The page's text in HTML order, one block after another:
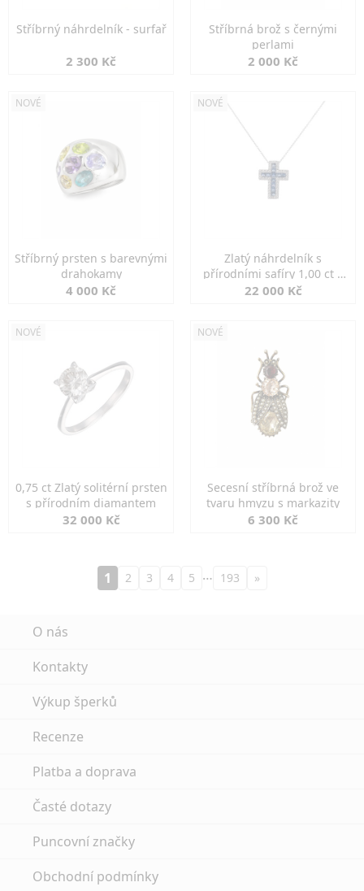
Stříbrný náhrdelník - surfař
2 300 Kč
Stříbrná brož s černými
perlami
2 000 Kč
NOVÉ
Stříbrný prsten s barevnými
drahokamy
4 000 Kč
NOVÉ
Zlatý náhrdelník s
přírodními safíry 1,00 ct a
diamanty
22 000 Kč
NOVÉ
0,75 ct Zlatý solitérní prsten
s přírodním diamantem
32 000 Kč
NOVÉ
Secesní stříbrná brož ve
tvaru hmyzu s markazity
6 300 Kč
1 2 3 4 5 … 193 »
O nás
Kontakty
Výkup šperků
Recenze
Platba a doprava
Časté dotazy
Puncovní značky
Obchodní podmínky